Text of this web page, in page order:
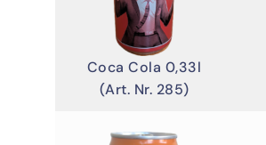
Coca Cola 0,33l
(Art. Nr. 285)